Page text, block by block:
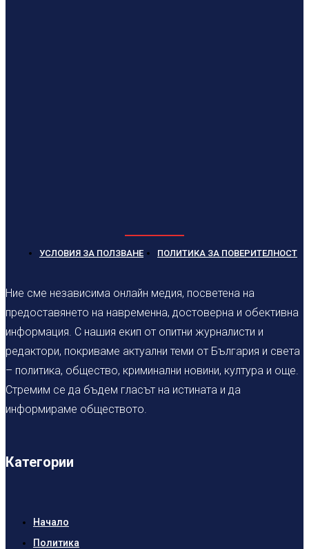
УСЛОВИЯ ЗА ПОЛЗВАНЕ ПОЛИТИКА ЗА ПОВЕРИТЕЛНОСТ
Ние сме независима онлайн медия, посветена на
предоставянето на навременна, достоверна и обективна
информация. С нашия екип от опитни журналисти и
редактори, покриваме актуални теми от България и света
– политика, общество, криминални новини, култура и още.
Стремим се да бъдем гласът на истината и да
информираме обществото.
Категории
Начало
Политика